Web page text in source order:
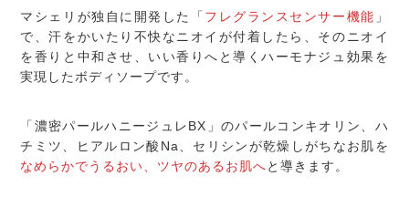
マシェリが独自に開発した「 フレグランスセンサー機能 」
で、汗をかいたり不快なニオイが付着したら、そのニオイ
を香りと中和させ、いい香りへと導くハーモナジュ効果を
実現したボディソープです。
「濃密パールハニージュレBX」のパールコンキオリン、ハ
チミツ、ヒアルロン酸Na、セリシンが乾燥しがちなお肌を
なめらかでうるおい、ツヤのあるお肌へと導きます。